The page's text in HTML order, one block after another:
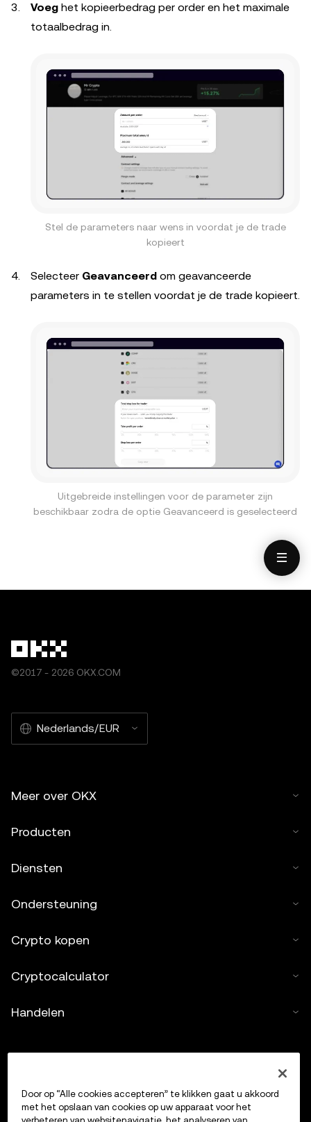
Voeg het kopieerbedrag per order en het maximale
totaalbedrag in.
Stel de parameters naar wens in voordat je de trade
kopieert
Selecteer Geavanceerd om geavanceerde
parameters in te stellen voordat je de trade kopieert.
Uitgebreide instellingen voor de parameter zijn
beschikbaar zodra de optie Geavanceerd is geselecteerd
©2017 - 2026 OKX.COM
Nederlands/EUR
Meer over OKX
Producten
Diensten
Ondersteuning
Crypto kopen
Cryptocalculator
Handelen
Door op “Alle cookies accepteren” te klikken gaat u akkoord
met het opslaan van cookies op uw apparaat voor het